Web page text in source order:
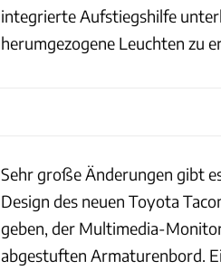
integrierte Aufstiegshilfe
herumgezogene Leuchten zu
Sehr große Änderungen gibt
Design des neuen Toyota
geben, der Multimedia-
abgestuften Armaturenbord.